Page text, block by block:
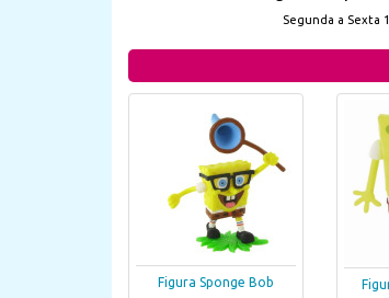
Segunda a Sexta
Figura Sponge Bob